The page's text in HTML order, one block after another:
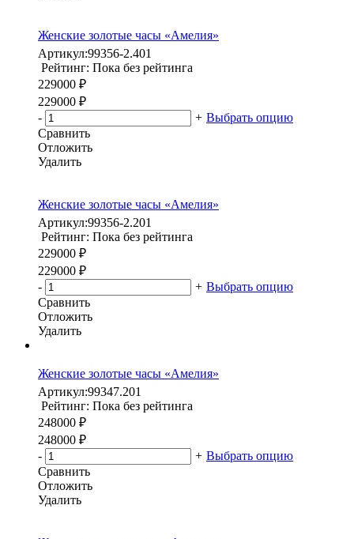
Женские золотые часы «Амелия»
Артикул:99356-2.401
Рейтинг: Пока без рейтинга
229000 ₽
229000 ₽
-
+ Выбрать опцию
Сравнить
Отложить
Удалить
Женские золотые часы «Амелия»
Артикул:99356-2.201
Рейтинг: Пока без рейтинга
229000 ₽
229000 ₽
-
+ Выбрать опцию
Сравнить
Отложить
Удалить
Женские золотые часы «Амелия»
Артикул:99347.201
Рейтинг: Пока без рейтинга
248000 ₽
248000 ₽
-
+ Выбрать опцию
Сравнить
Отложить
Удалить